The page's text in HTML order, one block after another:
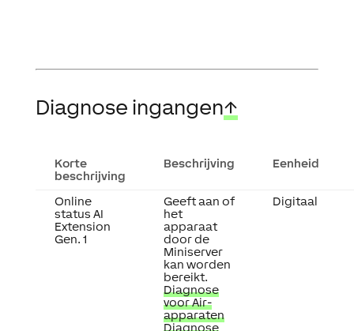
Diagnose ingangen↑
Korte
beschrijving
Beschrijving Eenheid
Online
status AI
Extension
Gen. 1
Geeft aan of
het
apparaat
door de
Miniserver
kan worden
bereikt.
Diagnose
voor Air-
apparaten
Diagnose
Digitaal